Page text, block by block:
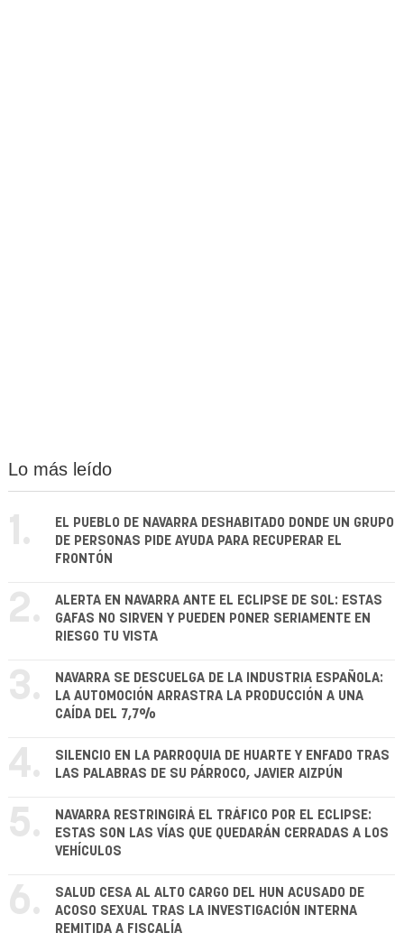
Lo más leído
1.
EL PUEBLO DE NAVARRA DESHABITADO DONDE UN GRUPO
DE PERSONAS PIDE AYUDA PARA RECUPERAR EL
FRONTÓN
2.
ALERTA EN NAVARRA ANTE EL ECLIPSE DE SOL: ESTAS
GAFAS NO SIRVEN Y PUEDEN PONER SERIAMENTE EN
RIESGO TU VISTA
3.
NAVARRA SE DESCUELGA DE LA INDUSTRIA ESPAÑOLA:
LA AUTOMOCIÓN ARRASTRA LA PRODUCCIÓN A UNA
CAÍDA DEL 7,7%
4.
SILENCIO EN LA PARROQUIA DE HUARTE Y ENFADO TRAS
LAS PALABRAS DE SU PÁRROCO, JAVIER AIZPÚN
5.
NAVARRA RESTRINGIRÁ EL TRÁFICO POR EL ECLIPSE:
ESTAS SON LAS VÍAS QUE QUEDARÁN CERRADAS A LOS
VEHÍCULOS
6.
SALUD CESA AL ALTO CARGO DEL HUN ACUSADO DE
ACOSO SEXUAL TRAS LA INVESTIGACIÓN INTERNA
REMITIDA A FISCALÍA